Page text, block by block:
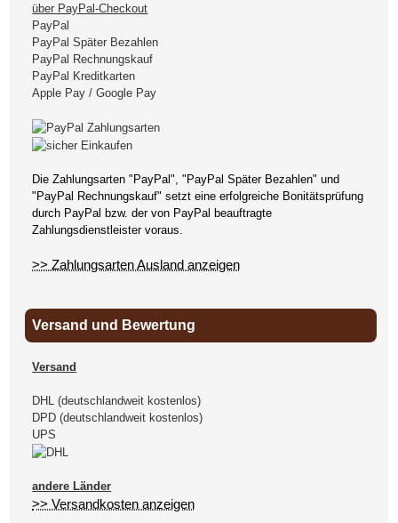
über PayPal-Checkout
PayPal
PayPal Später Bezahlen
PayPal Rechnungskauf
PayPal Kreditkarten
Apple Pay / Google Pay
Die Zahlungsarten "PayPal", "PayPal Später Bezahlen" und
"PayPal Rechnungskauf" setzt eine erfolgreiche Bonitätsprüfung
durch PayPal bzw. der von PayPal beauftragte
Zahlungsdienstleister voraus.
>> Zahlungsarten Ausland anzeigen
Versand und Bewertung
Versand
DHL (deutschlandweit kostenlos)
DPD (deutschlandweit kostenlos)
UPS
andere Länder
>> Versandkosten anzeigen